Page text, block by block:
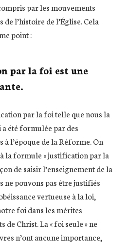
par les mouvements
l’histoire de l’Église. Cela
point :
par la foi est une
par la foi telle que nous la
été formulée par des
l’époque de la Réforme. On
la formule « justification par la
de saisir l’enseignement de la
ne pouvons pas être justifiés
vertueuse à la loi,
foi dans les mérites
Christ. La « foi seule » ne
n’ont aucune importance,